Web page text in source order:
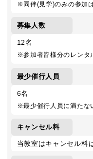
※同伴(見学)のみの参加
募集人数
12名
※参加者皆様分のレンタ
最少催行人員
6名
※最少催行人員に満たな
キャンセル料
当教室はキャンセル料